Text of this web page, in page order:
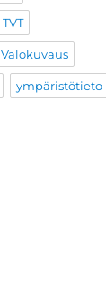
TVT
Valokuvaus
ympäristötieto